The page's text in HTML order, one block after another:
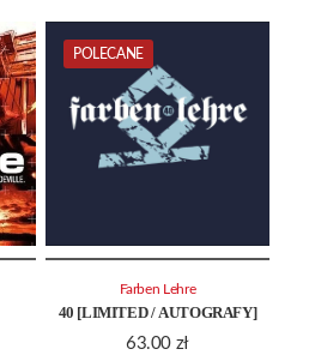
POLECANE
40 [LIMITED / AUTOGRAFY]
63.00 zł
Farben Lehre